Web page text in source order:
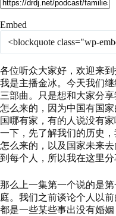
Embed
各位听众大家好，欢迎来
我是主播金冰。今天我们
三部曲。只是想和大家分
怎么来的，因为中国有国
国哪有家，有的人说没有
一下，先了解我们的历史
怎么来的，以及国家未来
到每个人，所以我在这里分
那么上一集第一个说的是
庭。我们之前谈论个人以
都是一些某些事出没有婚